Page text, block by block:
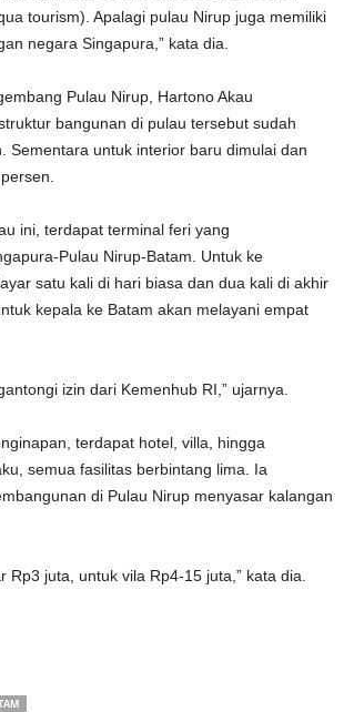
tourism). Apalagi pulau Nirup juga memiliki
negara Singapura,” kata dia.
Pulau Nirup, Hartono Akau
bangunan di pulau tersebut sudah
Sementara untuk interior baru dimulai dan
ini, terdapat terminal feri yang
Pulau Nirup-Batam. Untuk ke
satu kali di hari biasa dan dua kali di akhir
kepala ke Batam akan melayani empat
izin dari Kemenhub RI,” ujarnya.
terdapat hotel, villa, hingga
semua fasilitas berbintang lima. Ia
di Pulau Nirup menyasar kalangan
Rp3 juta, untuk vila Rp4-15 juta,” kata dia.